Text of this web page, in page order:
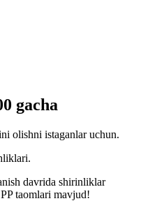
gacha
olishni istaganlar uchun.
davrida shirinliklar
taomlari mavjud!